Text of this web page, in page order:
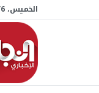
الخميس، 6/‏8/‏2026 06:02:48 مساءً